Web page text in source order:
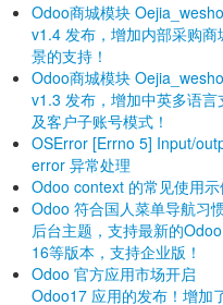
Odoo商城模块
v1.4 发布，增加内部采购商
景的支持！
Odoo商城模块
v1.3 发布，增加中英多语言
及客户子账号模式！
OSError [Errno 5] Input/
error 异常处理
Odoo context 的常见使用示
Odoo 符合国人菜单导航习
后台主题，支持最新的
16等版本，支持企业版！
Odoo 官方应用市场开启
Odoo17 应用的发布！增加